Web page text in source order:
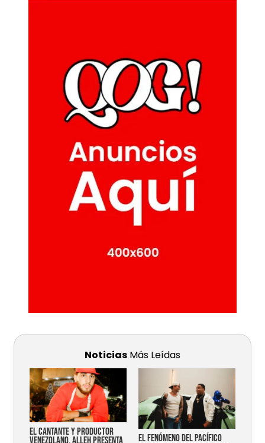
Noticias Más Leídas
EL CANTANTE Y PRODUCTOR
EL FENÓMENO DEL PACÍFICO